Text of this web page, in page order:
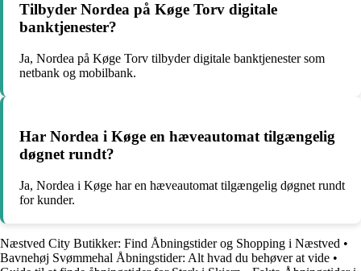
Tilbyder Nordea på Køge Torv digitale
banktjenester?
Ja, Nordea på Køge Torv tilbyder digitale banktjenester som
netbank og mobilbank.
Har Nordea i Køge en hæveautomat tilgængelig
døgnet rundt?
Ja, Nordea i Køge har en hæveautomat tilgængelig døgnet rundt
for kunder.
Næstved City Butikker: Find Åbningstider og Shopping i Næstved •
Bavnehøj Svømmehal Åbningstider: Alt hvad du behøver at vide •